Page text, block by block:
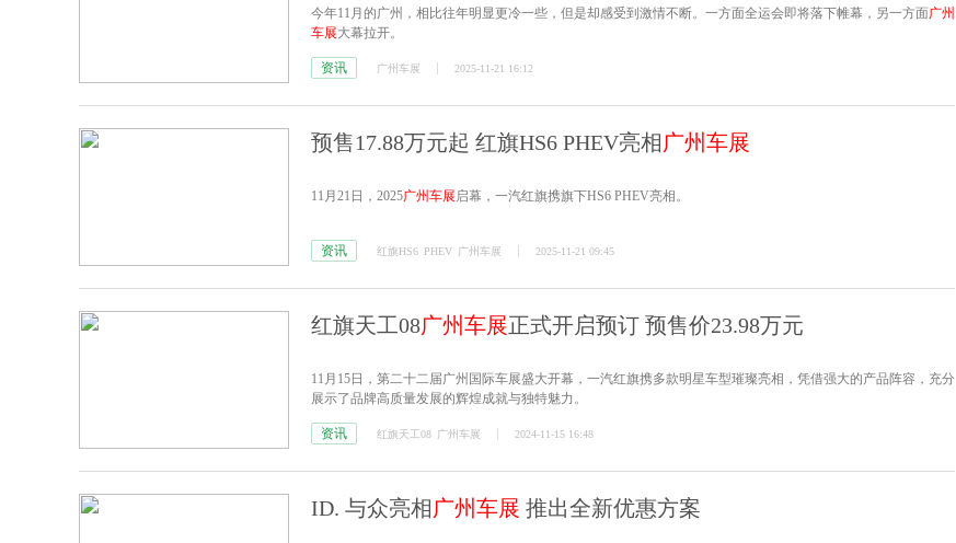
今年11月的广州，相比往年明显更冷一些，但是却感受到激情不断。一方面全运会即将落下帷幕，另一方面广州
车展大幕拉开。
资讯 广州车展 2025-11-21 16:12
预售17.88万元起 红旗HS6 PHEV亮相广州车展
11月21日，2025广州车展 启幕，一汽红旗携旗下HS6 PHEV亮相。
资讯 红旗HS6 PHEV 广州车展 2025-11-21 09:45
红旗天工08广州车展正式开启预订 预售价23.98万元
11月15日，第二十二届广州国际车展盛大开幕，一汽红旗携多款明星车型璀璨亮相，凭借强大的产品阵容，充分
展示了品牌高质量发展的辉煌成就与独特魅力。
资讯 红旗天工08 广州车展 2024-11-15 16:48
ID. 与众亮相广州车展 推出全新优惠方案